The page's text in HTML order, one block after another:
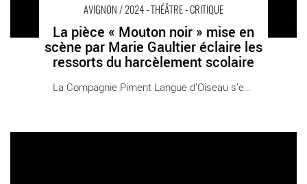
AVIGNON / 2024 - THÉÂTRE - CRITIQUE
La pièce « Mouton noir » mise en
scène par Marie Gaultier éclaire les
ressorts du harcèlement scolaire
La Compagnie Piment Langue d’Oiseau s’empare [...]